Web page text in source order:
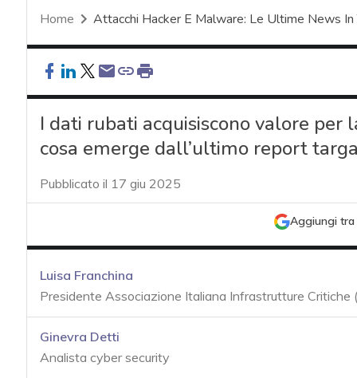
Home Attacchi Hacker E Malware: Le Ultime News
I dati rubati acquisiscono valore per
cosa emerge dall’ultimo report
Pubblicato il 17 giu 2025
Aggiungi tra
Luisa Franchina
Presidente Associazione Italiana Infrastrutture Critiche
Ginevra Detti
Analista cyber security